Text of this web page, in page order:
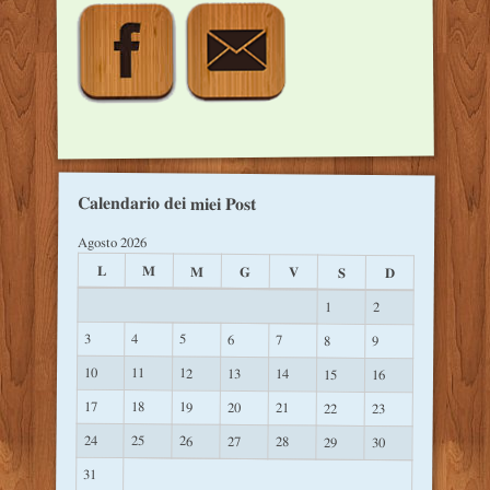
Calendario dei miei Post
Agosto 2026
L M M G V S D
1
2
3
4 5 6 7 8 9
10 11 12 13 14 15
16
17
18 19 20 21 22
23
24
25 26 27 28 29
30
31